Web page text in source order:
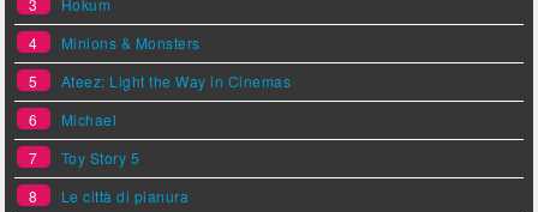
4
Minions & Monsters
5
Ateez: Light the Way in Cinemas
6
Michael
7
Toy Story 5
8
Le città di pianura